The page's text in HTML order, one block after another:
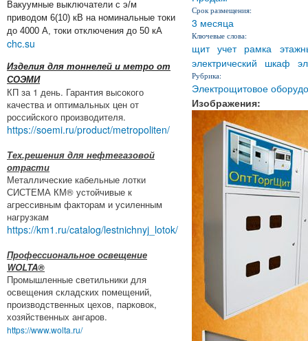
Вакуумные выключатели с э/м
приводом 6(10) кВ на номинальные токи
до 4000 А, токи отключения до 50 кА
chc.su
Изделия для тоннелей и метро от
СОЭМИ
КП за 1 день. Гарантия высокого
качества и оптимальных цен от
российского производителя.
https://soemi.ru/product/metropoliten/
Тех.решения для нефтегазовой
отрасти
Металлические кабельные лотки
СИСТЕМА КМ® устойчивые к
агрессивным факторам и усиленным
нагрузкам
https://km1.ru/catalog/lestnichnyj_lotok/
Профессиональное освещение
WOLTA®
Промышленные светильники для
освещения складских помещений,
производственных цехов, парковок,
хозяйственных ангаров.
https://www.wolta.ru/
Срок размещения:
3 месяца
Ключевые слова:
щит учет рамка
электрический
шкаф
Рубрика:
Электрощитовое
Изображения: